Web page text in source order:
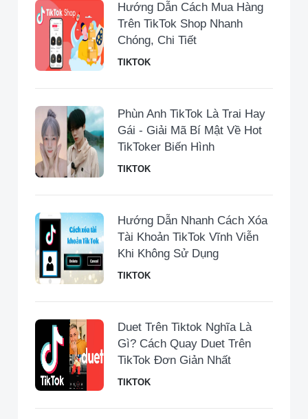
Hướng Dẫn Cách Mua Hàng
Trên TikTok Shop Nhanh
Chóng, Chi Tiết
TIKTOK
Phùn Anh TikTok Là Trai Hay
Gái - Giải Mã Bí Mật Về Hot
TikToker Biến Hình
TIKTOK
Hướng Dẫn Nhanh Cách Xóa
Tài Khoản TikTok Vĩnh Viễn
Khi Không Sử Dụng
TIKTOK
Duet Trên Tiktok Nghĩa Là
Gì? Cách Quay Duet Trên
TikTok Đơn Giản Nhất
TIKTOK